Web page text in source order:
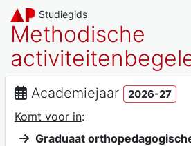
Studiegids
Methodische
Academiejaar 2026-27
Komt voor in:
Graduaat